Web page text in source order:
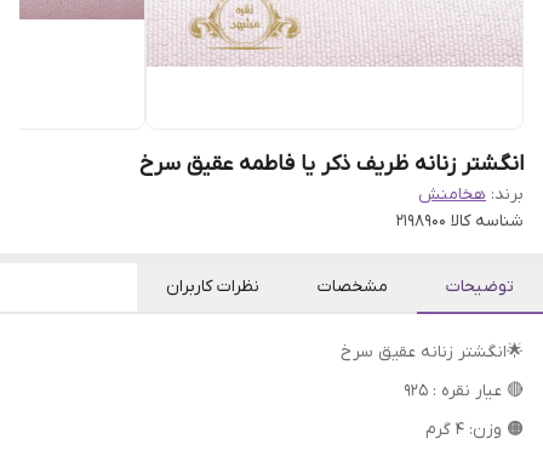
انگشتر زنانه ظریف ذکر یا فاطمه عقیق سرخ
برند: هخامنش
شناسه کالا 2198900
توضیحات مشخصات نظرات کاربران
🌟انگشتر زنانه عقیق سرخ
🔴 عیار نقره : 925
🟠 وزن: 4 گرم